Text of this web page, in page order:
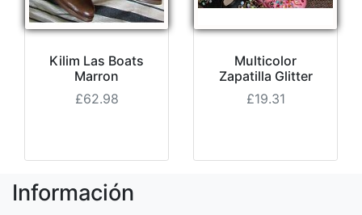
Kilim Las Boats
Marron
£62.98
Multicolor
Zapatilla Glitter
£19.31
Información